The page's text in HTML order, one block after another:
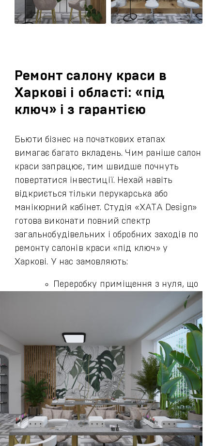
Ремонт салону краси в
Харкові і області: «під
ключ» і з гарантією
Бьюти бізнес на початкових етапах
вимагає багато вкладень. Чим раніше салон
краси запрацює, тим швидше почнуть
повертатися інвестиції. Нехай навіть
відкриється тільки перукарська або
манікюрний кабінет. Студія «ХАТА Design»
готова виконати повний спектр
загальнобудівельних і обробних заходів по
ремонту салонів краси «під ключ» у
Харкові. У нас замовляють:
Переробку приміщення з нуля, що